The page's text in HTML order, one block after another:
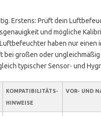
Erstens: Prüft dein
und mögliche
haben nur einen
großen oder
typischer Sensor- und
KOMPATIBILITÄTS-
HINWEISE
VOR- UND